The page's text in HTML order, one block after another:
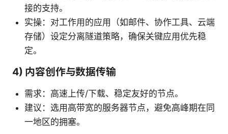
接的支持。
实操：对工作用的应用（如邮件、协作工具、云端
存储）设定分离隧道策略，确保关键应用优先稳
定。
4) 内容创作与数据传输
需求：高速上传/下载、稳定友好的节点。
建议：选用高带宽的服务器节点，避免高峰期在同
一地区的拥塞。